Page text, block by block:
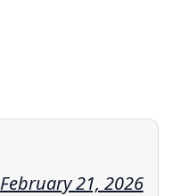
February 21, 2026